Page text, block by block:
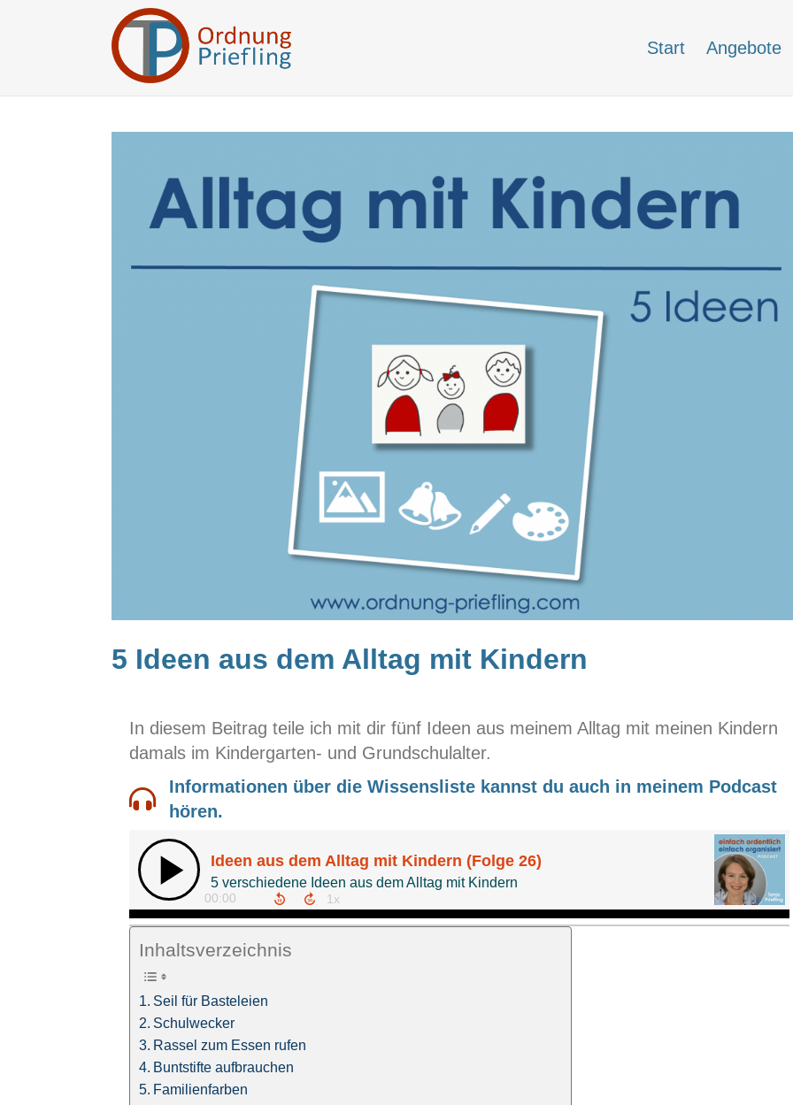
Start Angebote
5 Ideen aus dem Alltag mit Kindern
In diesem Beitrag teile ich mit dir fünf Ideen aus meinem Alltag mit meinen Kindern
damals im Kindergarten- und Grundschulalter.
Informationen über die Wissensliste kannst du auch in meinem Podcast
hören.
Inhaltsverzeichnis
Seil für Basteleien
Schulwecker
Rassel zum Essen rufen
Buntstifte aufbrauchen
Familienfarben